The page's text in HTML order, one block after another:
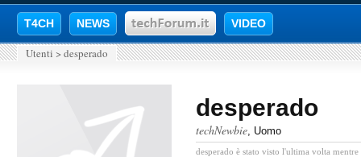
T4CH NEWS VIDEO
Utenti > desperado
desperado
techNewbie, Uomo
desperado è stato visto l'ultima volta mentre